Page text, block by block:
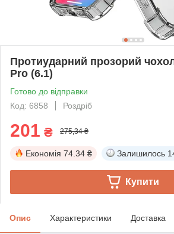
Протиударний прозорий
Pro (6.1)
Готово до відправки
Код: 6858
Роздріб
201 ₴ 275,34 ₴
Економія 74.34 ₴ Залишилось
Купити
Опис Характеристики Доставка